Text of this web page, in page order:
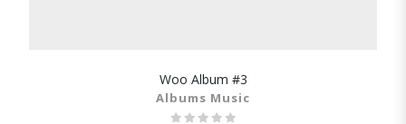
SHOW DETAILS
Woo Album #3
Albums Music